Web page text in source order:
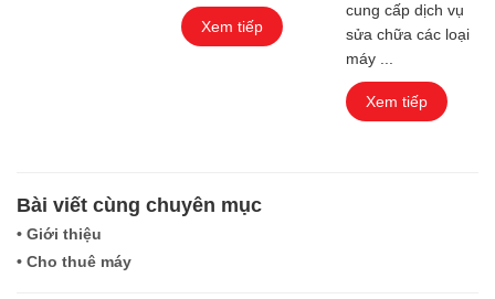
Xem tiếp
cung cấp dịch vụ
sửa chữa các loại
máy ...
Xem tiếp
Bài viết cùng chuyên mục
• Giới thiệu
• Cho thuê máy